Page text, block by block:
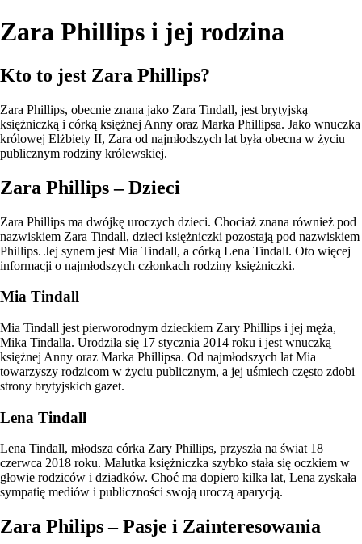
Zara Phillips i jej rodzina
Kto to jest Zara Phillips?
Zara Phillips, obecnie znana jako Zara Tindall, jest brytyjską
księżniczką i córką księżnej Anny oraz Marka Phillipsa. Jako wnuczka
królowej Elżbiety II, Zara od najmłodszych lat była obecna w życiu
publicznym rodziny królewskiej.
Zara Phillips – Dzieci
Zara Phillips ma dwójkę uroczych dzieci. Chociaż znana również pod
nazwiskiem Zara Tindall, dzieci księżniczki pozostają pod nazwiskiem
Phillips. Jej synem jest Mia Tindall, a córką Lena Tindall. Oto więcej
informacji o najmłodszych członkach rodziny księżniczki.
Mia Tindall
Mia Tindall jest pierworodnym dzieckiem Zary Phillips i jej męża,
Mika Tindalla. Urodziła się 17 stycznia 2014 roku i jest wnuczką
księżnej Anny oraz Marka Phillipsa. Od najmłodszych lat Mia
towarzyszy rodzicom w życiu publicznym, a jej uśmiech często zdobi
strony brytyjskich gazet.
Lena Tindall
Lena Tindall, młodsza córka Zary Phillips, przyszła na świat 18
czerwca 2018 roku. Malutka księżniczka szybko stała się oczkiem w
głowie rodziców i dziadków. Choć ma dopiero kilka lat, Lena zyskała
sympatię mediów i publiczności swoją uroczą aparycją.
Zara Philips – Pasje i Zainteresowania